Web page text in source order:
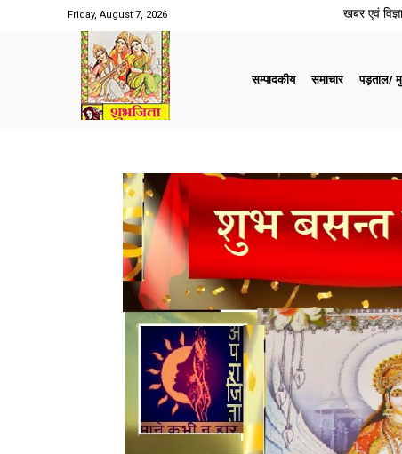
Friday, August 7, 2026 खबर एवं
सम्पादकीय समाचार पड़ताल/